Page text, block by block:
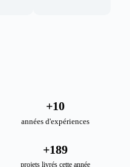
années d'expériences
+10
projets livrés cette année
+189